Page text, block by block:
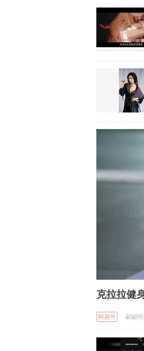
克拉拉健
网易号 翩翩